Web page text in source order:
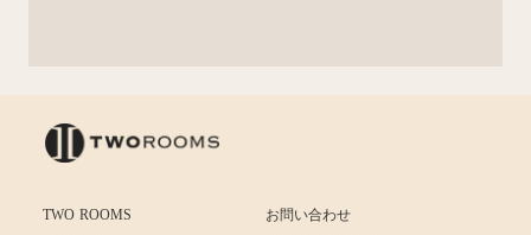
TWO ROOMS
お問い合わせ